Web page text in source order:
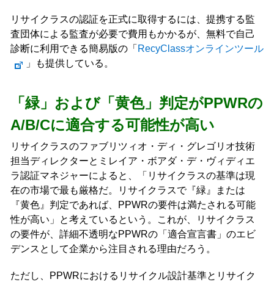
リサイクラスの認証を正式に取得するには、提携する監
査団体による監査が必要で費用もかかるが、無料で自己
診断に利用できる簡易版の「 RecyClassオンラインツール
」も提供している。
「緑」および「黄色」判定がPPWRの
A/B/Cに適合する可能性が高い
リサイクラスのファブリツィオ・ディ・グレゴリオ技術
担当ディレクターとミレイア・ボアダ・デ・ヴィディエ
ラ認証マネジャーによると、「リサイクラスの基準は現
在の市場で最も厳格だ。リサイクラスで『緑』または
『黄色』判定であれば、PPWRの要件は満たされる可能
性が高い」と考えているという。これが、リサイクラス
の要件が、詳細不透明なPPWRの「適合宣言書」のエビ
デンスとして企業から注目される理由だろう。
ただし、PPWRにおけるリサイクル設計基準とリサイク